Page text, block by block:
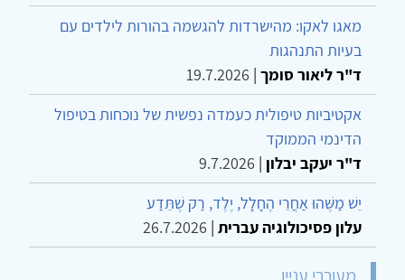
מאגו לאקו: מהישרדות להגשמה בהורות לילדים עם
בעיות התנהגות
ד"ר ליאור סומך |
19.7.2026
אקטיביות טיפולית כעמדה נפשית של נוכחות בטיפול
הדינמי הממוקד
ד"ר יעקב יבלון |
9.7.2026
יֵשׁ מַשֶּׁהוּ אַחֲרֵי הֶחָלָל, יֶלֶד, רַק שֶׁתֵּדַע
עלון פסיכולוגיה עברית |
26.7.2026